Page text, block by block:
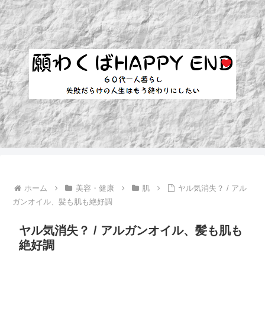
ホーム 美容・健康 肌
ヤル気消失？ / アル
ガンオイル、髪も肌も絶好調
ヤル気消失？ / アルガンオイル、髪も肌も
絶好調